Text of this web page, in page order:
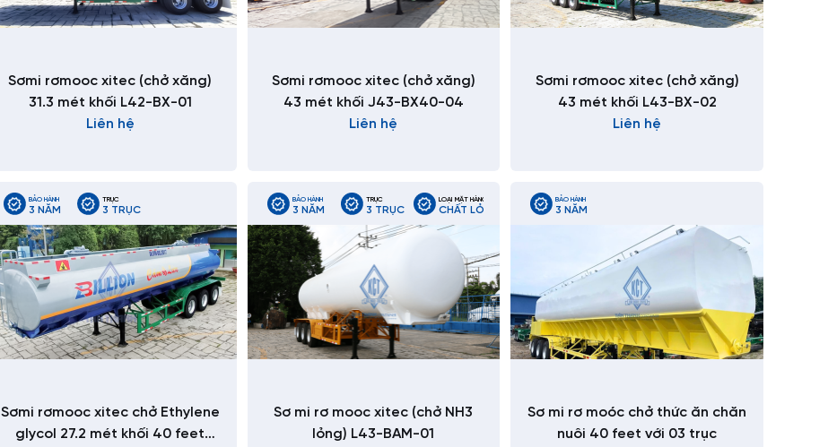
Sơmi rơmooc xitec (chở xăng)
31.3 mét khối L42-BX-01
Liên hệ
Sơmi rơmooc xitec (chở xăng)
43 mét khối J43-BX40-04
Liên hệ
Sơmi rơmooc xitec (chở xăng)
43 mét khối L43-BX-02
Liên hệ
BẢO HÀNH
3 NĂM
TRỤC
3 TRỤC
Sơmi rơmooc xitec chở Ethylene
glycol 27.2 mét khối 40 feet
BẢO HÀNH
3 NĂM
TRỤC
3 TRỤC
LOẠI MẶT HÀNG CHUYÊN CHỞ
CHẤT LỎNG
Sơ mi rơ mooc xitec (chở NH3
lỏng) L43-BAM-01
BẢO HÀNH
3 NĂM
Sơ mi rơ moóc chở thức ăn chăn
nuôi 40 feet với 03 trục